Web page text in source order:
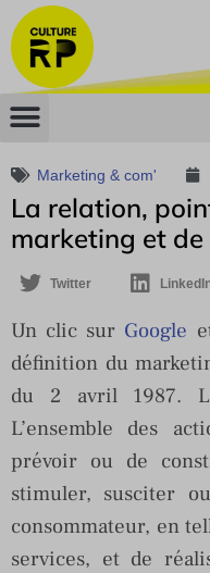
Marketing & com'
La relation,
marketing et
Twitter
Un clic sur Google
définition du
du 2 avril 1987.
L’ensemble des
prévoir ou de
stimuler, susciter
consommateur, en
services, et de